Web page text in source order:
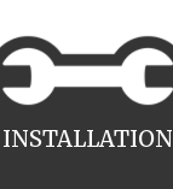
INSTALLATION